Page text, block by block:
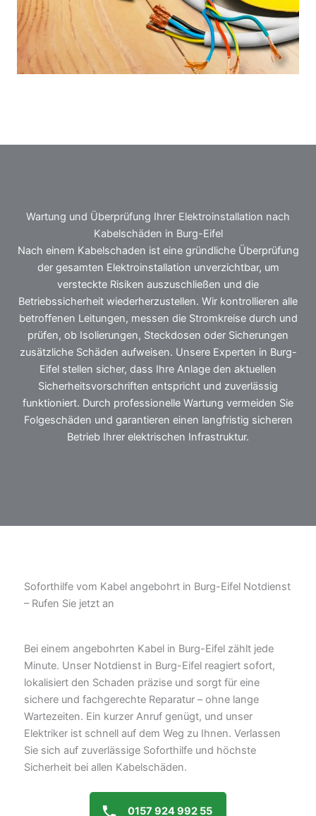
Wartung und Überprüfung Ihrer Elektroinstallation nach
Kabelschäden in Burg-Eifel
Nach einem Kabelschaden ist eine gründliche Überprüfung
der gesamten Elektroinstallation unverzichtbar, um
versteckte Risiken auszuschließen und die
Betriebssicherheit wiederherzustellen. Wir kontrollieren alle
betroffenen Leitungen, messen die Stromkreise durch und
prüfen, ob Isolierungen, Steckdosen oder Sicherungen
zusätzliche Schäden aufweisen. Unsere Experten in Burg-
Eifel stellen sicher, dass Ihre Anlage den aktuellen
Sicherheitsvorschriften entspricht und zuverlässig
funktioniert. Durch professionelle Wartung vermeiden Sie
Folgeschäden und garantieren einen langfristig sicheren
Betrieb Ihrer elektrischen Infrastruktur.
Soforthilfe vom Kabel angebohrt in Burg-Eifel Notdienst
– Rufen Sie jetzt an
Bei einem angebohrten Kabel in Burg-Eifel zählt jede
Minute. Unser Notdienst in Burg-Eifel reagiert sofort,
lokalisiert den Schaden präzise und sorgt für eine
sichere und fachgerechte Reparatur – ohne lange
Wartezeiten. Ein kurzer Anruf genügt, und unser
Elektriker ist schnell auf dem Weg zu Ihnen. Verlassen
Sie sich auf zuverlässige Soforthilfe und höchste
Sicherheit bei allen Kabelschäden.
0157 924 992 55